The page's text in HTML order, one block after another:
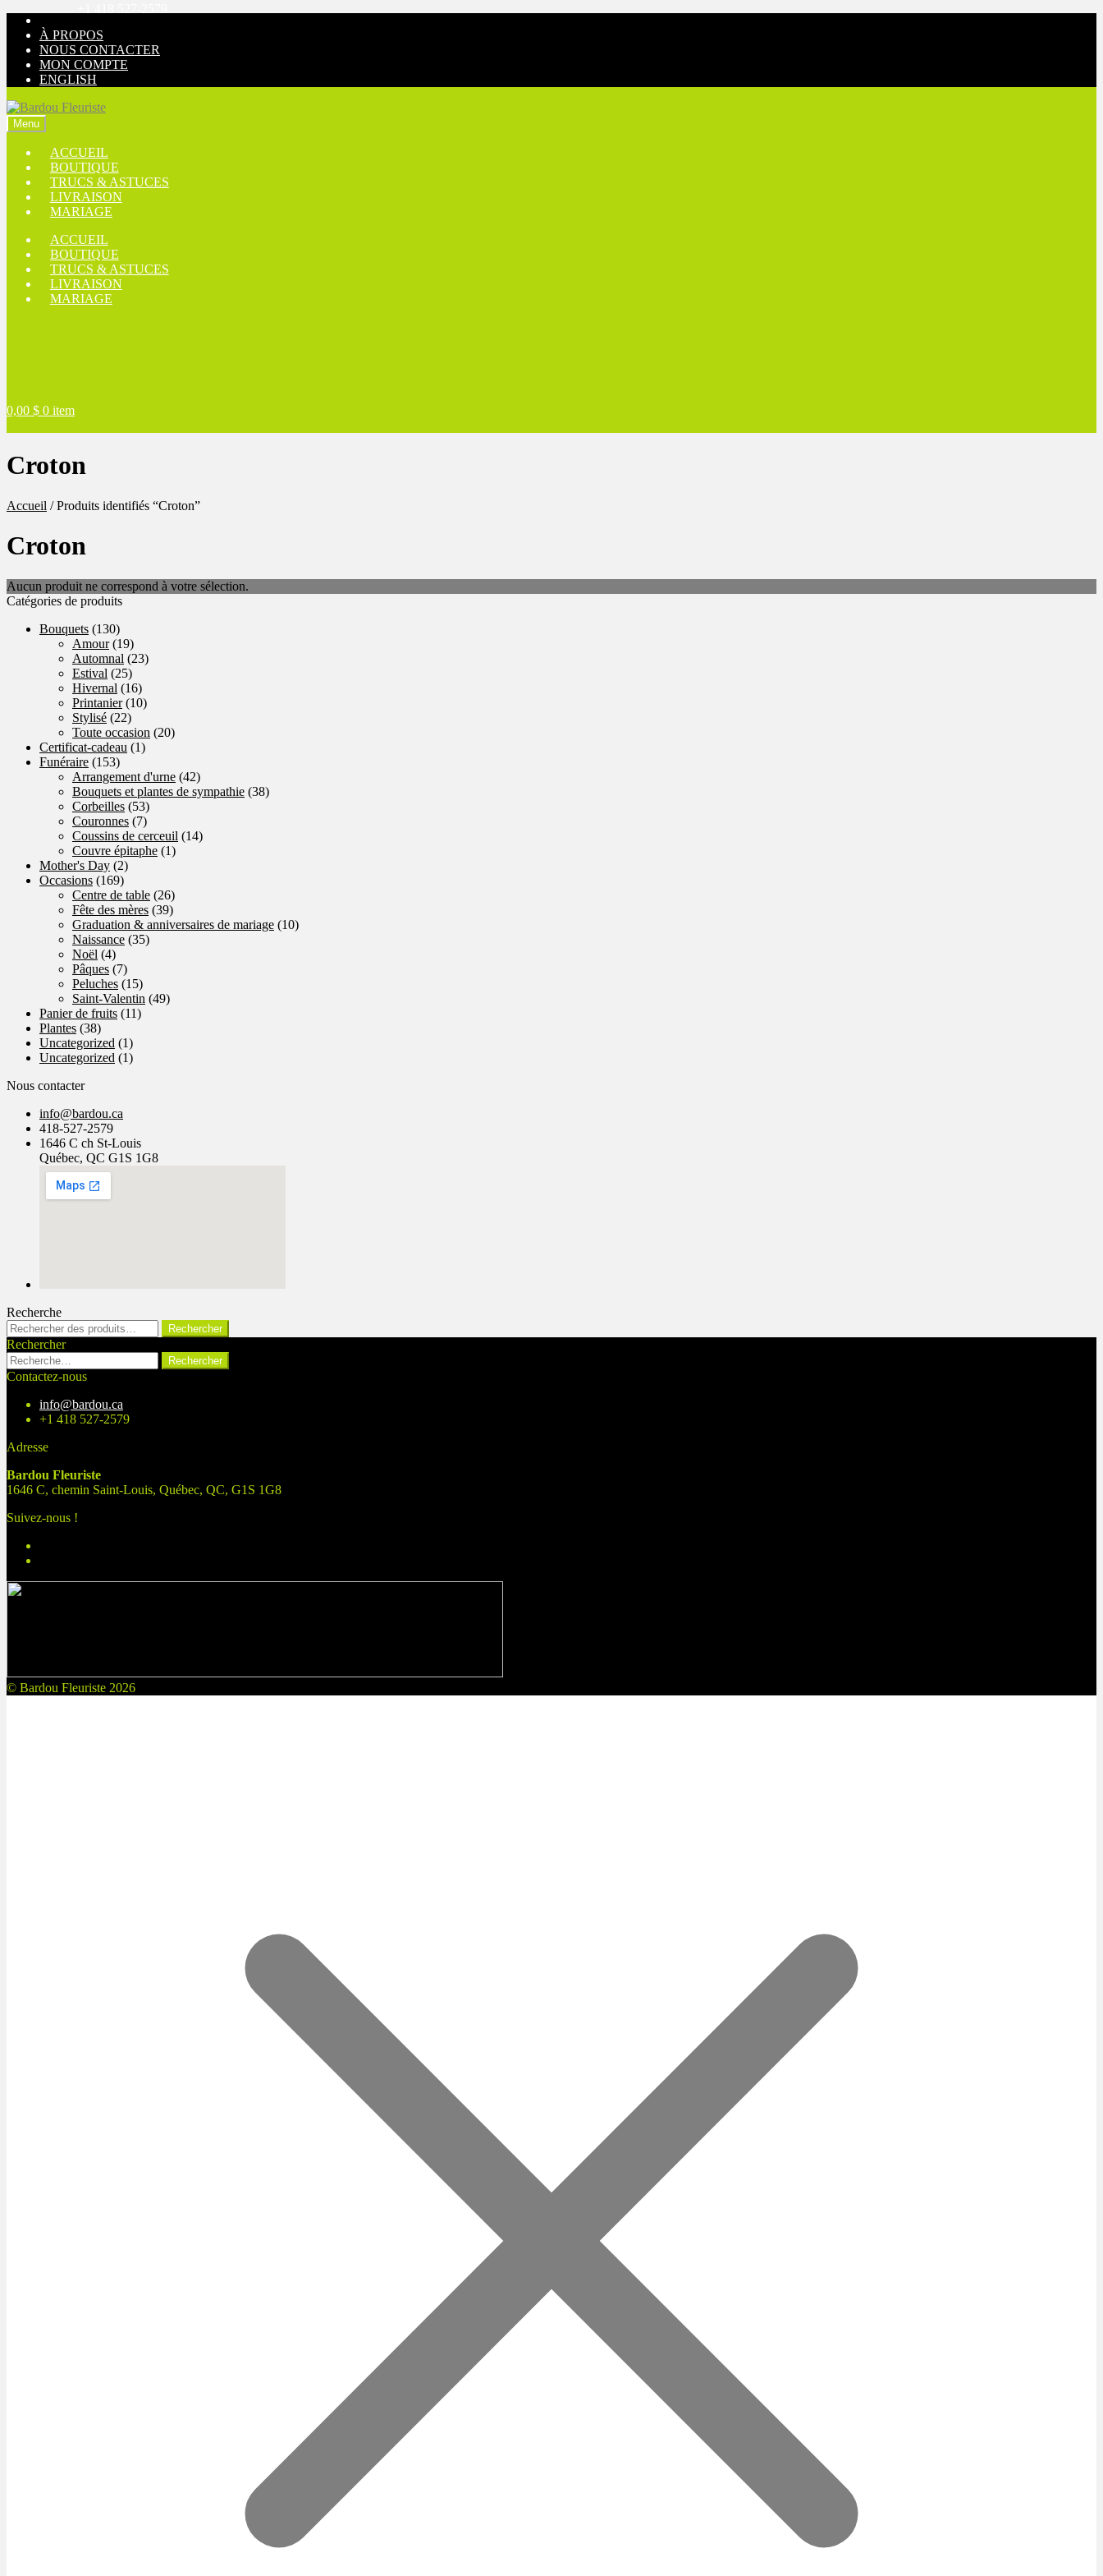
Aller
navigation
Aller
contenu
À PROPOS
NOUS CONTACTER
MON COMPTE
ENGLISH
Menu
ACCUEIL
BOUTIQUE
TRUCS & ASTUCES
LIVRAISON
MARIAGE
ACCUEIL
BOUTIQUE
TRUCS & ASTUCES
LIVRAISON
MARIAGE
0,00 $ 0 item
Croton
Accueil /Produits identifiés “Croton”
Croton
Aucun produit ne correspond à votre sélection.
Catégories de produits
Bouquets (130)
Amour (19)
Automnal (23)
Estival (25)
Hivernal (16)
Printanier (10)
Stylisé (22)
Toute occasion (20)
Certificat-cadeau (1)
Funéraire (153)
Arrangement d'urne (42)
Bouquets et plantes de sympathie (38)
Corbeilles (53)
Couronnes (7)
Coussins de cerceuil (14)
Couvre épitaphe (1)
Mother's Day (2)
Occasions (169)
Centre de table (26)
Fête des mères (39)
Graduation & anniversaires de mariage (10)
Naissance (35)
Noël (4)
Pâques (7)
Peluches (15)
Saint-Valentin (49)
Panier de fruits (11)
Plantes (38)
Uncategorized (1)
Uncategorized (1)
Nous contacter
info@bardou.ca
418-527-2579
1646 C ch St-Louis
Québec, QC G1S 1G8
Recherche
Rechercher :
Rechercher
Rechercher
Rechercher :
Contactez-nous
info@bardou.ca
+1 418 527-2579
Adresse
Bardou Fleuriste
1646 C, chemin Saint-Louis, Québec, QC, G1S 1G8
Suivez-nous !
© Bardou Fleuriste 2026